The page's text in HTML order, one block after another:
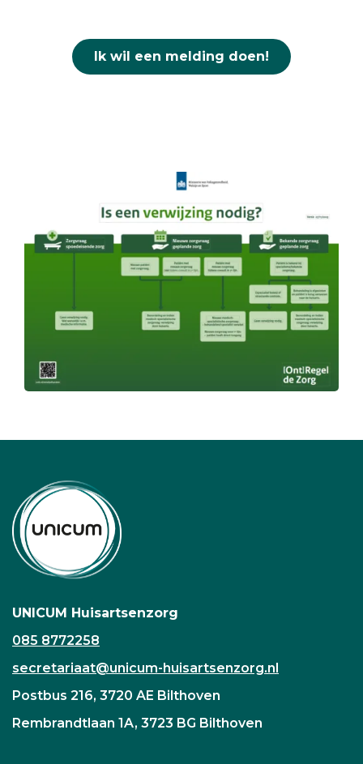
Ik wil een melding doen!
UNICUM Huisartsenzorg
085 8772258
secretariaat@unicum-huisartsenzorg.nl
Postbus 216, 3720 AE Bilthoven
Rembrandtlaan 1A, 3723 BG Bilthoven